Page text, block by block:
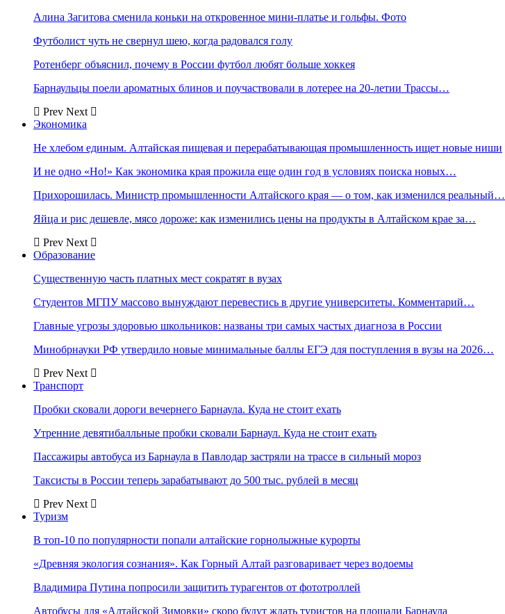
Алина Загитова сменила коньки на откровенное мини-платье и гольфы. Фото
Футболист чуть не свернул шею, когда радовался голу
Ротенберг объяснил, почему в России футбол любят больше хоккея
Барнаульцы поели ароматных блинов и поучаствовали в лотерее на 20-летии Трассы…
Prev Next
Экономика
Не хлебом единым. Алтайская пищевая и перерабатывающая промышленность ищет новые ниши
И не одно «Но!» Как экономика края прожила еще один год в условиях поиска новых…
Прихорошилась. Министр промышленности Алтайского края — о том, как изменился реальный…
Яйца и рис дешевле, мясо дороже: как изменились цены на продукты в Алтайском крае за…
Prev Next
Образование
Существенную часть платных мест сократят в вузах
Студентов МГПУ массово вынуждают перевестись в другие университеты. Комментарий…
Главные угрозы здоровью школьников: названы три самых частых диагноза в России
Минобрнауки РФ утвердило новые минимальные баллы ЕГЭ для поступления в вузы на 2026…
Prev Next
Транспорт
Пробки сковали дороги вечернего Барнаула. Куда не стоит ехать
Утренние девятибалльные пробки сковали Барнаул. Куда не стоит ехать
Пассажиры автобуса из Барнаула в Павлодар застряли на трассе в сильный мороз
Таксисты в России теперь зарабатывают до 500 тыс. рублей в месяц
Prev Next
Туризм
В топ-10 по популярности попали алтайские горнолыжные курорты
«Древняя экология сознания». Как Горный Алтай разговаривает через водоемы
Владимира Путина попросили защитить турагентов от фототроллей
Автобусы для «Алтайской Зимовки» скоро будут ждать туристов на площади Барнаула